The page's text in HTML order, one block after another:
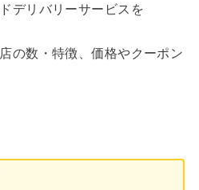
デリバリーサービスを
の数・特徴、価格やクーポン